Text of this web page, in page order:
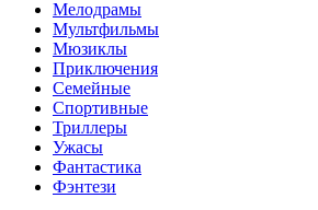
Мелодрамы
Мультфильмы
Мюзиклы
Приключения
Семейные
Спортивные
Триллеры
Ужасы
Фантастика
Фэнтези